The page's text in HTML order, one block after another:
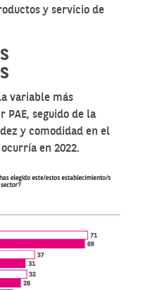
y servicio de
variable más
seguido de la
y comodidad en el
en 2022.